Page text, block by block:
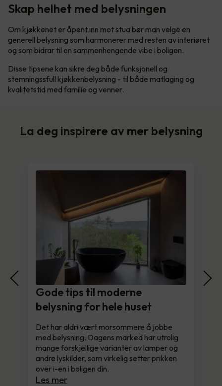
Skap helhet med belysningen
Om kjøkkenet er åpent inn mot stua bør man velge en
generell belysning som harmonerer med resten av interiøret
og som bidrar til en sammenhengende vibe i boligen.
Disse tipsene kan sikre deg både funksjonell og
stemningssfull kjøkkenbelysning - til både matlaging og
kvalitetstid med familie og venner.
La deg inspirere av mer belysning
Gode tips til moderne
belysning for hele huset
Det har aldri vært morsommere å jobbe
med belysning. Dagens marked har utrolig
mange forskjellige varianter av lamper og
andre lyskilder, som virkelig setter prikken
over i-en i boligen din.
Les mer